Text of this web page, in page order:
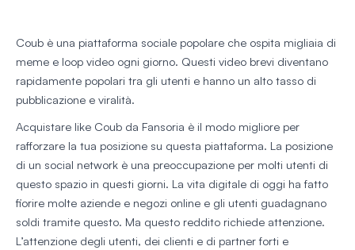
Coub è una piattaforma sociale popolare che ospita migliaia di
meme e loop video ogni giorno. Questi video brevi diventano
rapidamente popolari tra gli utenti e hanno un alto tasso di
pubblicazione e viralità.
Acquistare like Coub da Fansoria è il modo migliore per
rafforzare la tua posizione su questa piattaforma. La posizione
di un social network è una preoccupazione per molti utenti di
questo spazio in questi giorni. La vita digitale di oggi ha fatto
fiorire molte aziende e negozi online e gli utenti guadagnano
soldi tramite questo. Ma questo reddito richiede attenzione.
L’attenzione degli utenti, dei clienti e di partner forti e